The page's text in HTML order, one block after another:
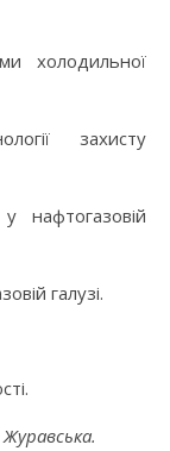
холодильної
захисту
нафтогазовій
галузі.